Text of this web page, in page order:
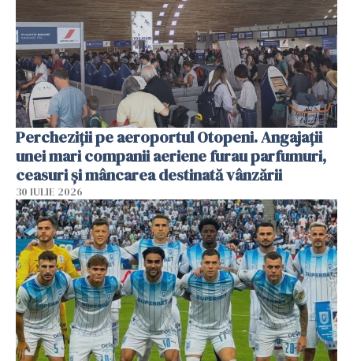
Percheziții pe aeroportul Otopeni. Angajații
unei mari companii aeriene furau parfumuri,
ceasuri și mâncarea destinată vânzării
30 IULIE 2026